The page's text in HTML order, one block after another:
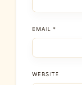
EMAIL *
WEBSITE